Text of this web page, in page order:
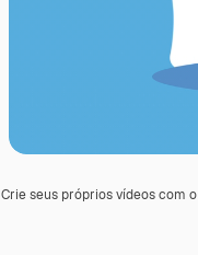
Crie seus próprios vídeos com o